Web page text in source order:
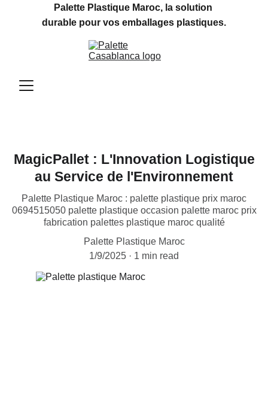
Palette Plastique Maroc, la solution
durable pour vos emballages plastiques.
MagicPallet : L'Innovation Logistique
au Service de l'Environnement
Palette Plastique Maroc : palette plastique prix maroc
0694515050 palette plastique occasion palette maroc prix
fabrication palettes plastique maroc qualité
Palette Plastique Maroc
1/9/2025
1 min read